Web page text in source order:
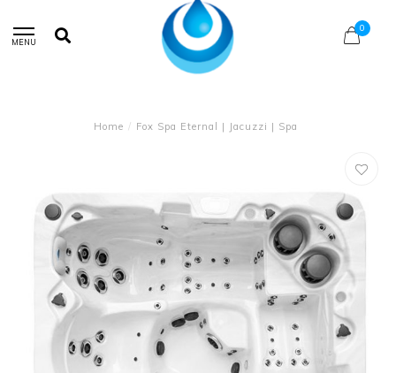
MENU
0
Home / Fox Spa Eternal | Jacuzzi | Spa